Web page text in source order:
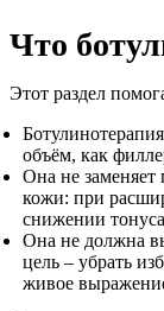
Что
Этот раздел
объём, как
Она не заменяет
кожи: при
снижении
Она не должна
цель – убрать
живое